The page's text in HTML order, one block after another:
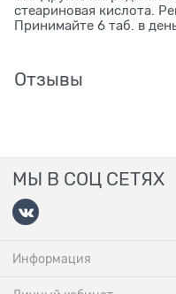
стеариновая кислота.
Принимайте 6 таб. в
Отзывы
МЫ В СОЦ СЕТЯХ
Информация